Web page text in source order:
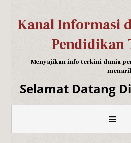
Kanal Informasi
Pendidikan
Menyajikan info terkini dunia
Selamat Datang
≡